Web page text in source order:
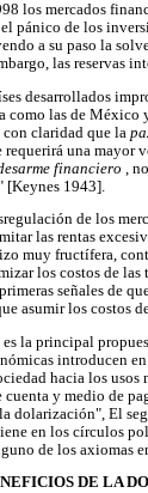
los mercados
pánico de los
a su paso la
las reservas
desarrollados
como las de México
con claridad que la
requerirá una mayor
financiero
,
[Keynes 1943].
de los
las rentas
muy fructífera,
los costos de
señales de
asumir los costos
la principal
introducen
hacia los
cuenta y medio de
dolarización", El
en los círculos
de los axiomas
DE LA